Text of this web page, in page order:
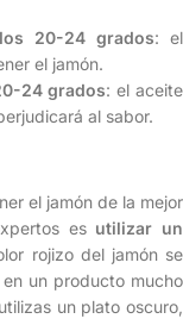
20-24 grados: el
el jamón.
24 grados: el aceite
al sabor.
el jamón de la mejor
es utilizar un
rojizo del jamón se
un producto mucho
un plato oscuro,